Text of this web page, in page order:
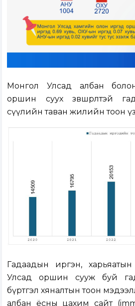
Монгол Улсад албан
оршин суух зөвшөөрөлтэй
сүүлийн таван жилийн тоон
Гадаадын иргэн,
Улсад оршин сууж буй
бүртгэл хяналтын тоон
албан ёсны цахим сайт